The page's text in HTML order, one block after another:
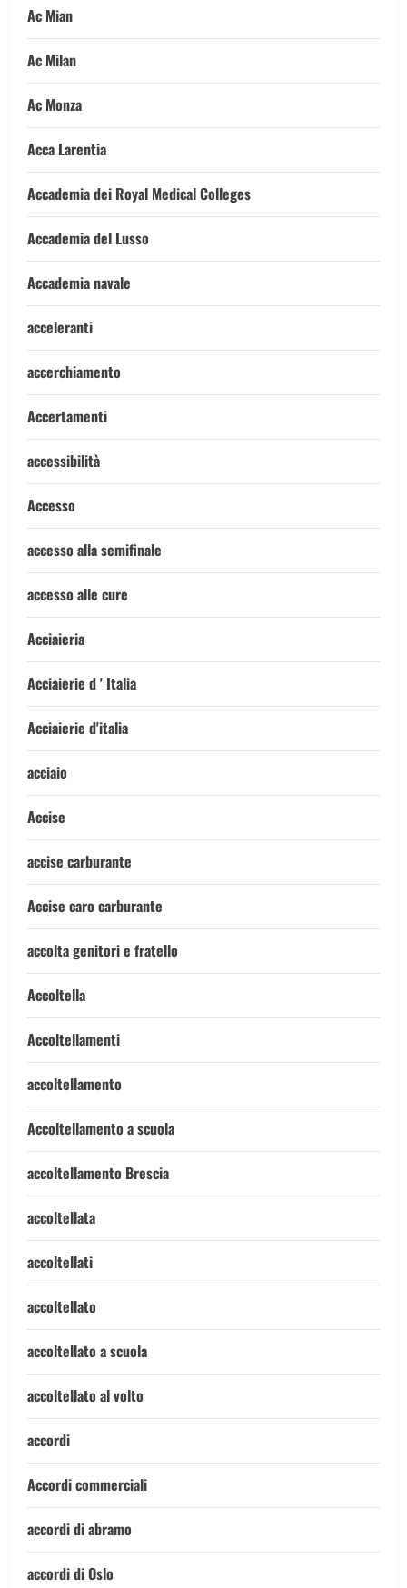
Ac Mian
Ac Milan
Ac Monza
Acca Larentia
Accademia dei Royal Medical Colleges
Accademia del Lusso
Accademia navale
acceleranti
accerchiamento
Accertamenti
accessibilità
Accesso
accesso alla semifinale
accesso alle cure
Acciaieria
Acciaierie d ' Italia
Acciaierie d'italia
acciaio
Accise
accise carburante
Accise caro carburante
accolta genitori e fratello
Accoltella
Accoltellamenti
accoltellamento
Accoltellamento a scuola
accoltellamento Brescia
accoltellata
accoltellati
accoltellato
accoltellato a scuola
accoltellato al volto
accordi
Accordi commerciali
accordi di abramo
accordi di Oslo